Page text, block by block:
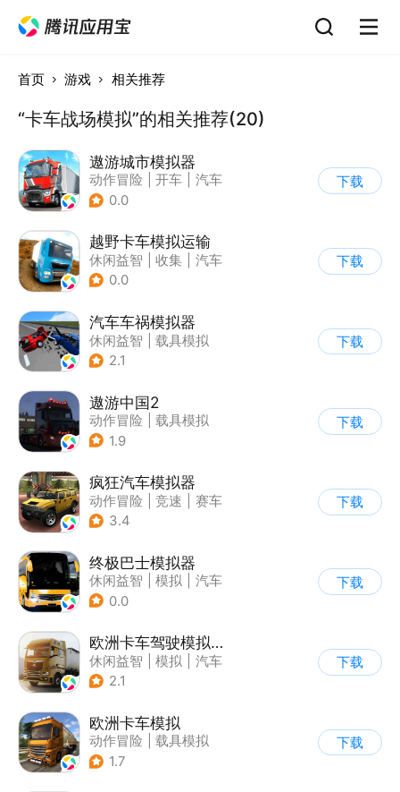
首页 游戏 相关推荐
“卡车战场模拟”的相关推荐(20)
遨游城市模拟器
动作冒险 开车
汽车
| 载具模拟
0.0
下载
越野卡车模拟运输
休闲益智 收集
汽车
| 写实
0.0
下载
汽车车祸模拟器
休闲益智
载具模拟
| 赛车
2.1
下载
遨游中国2
动作冒险
载具模拟
| 汽车
1.9
下载
疯狂汽车模拟器
动作冒险 竞速
赛车
| 开放世界
3.4
下载
终极巴士模拟器
休闲益智 模拟
汽车
| 写实
0.0
下载
欧洲卡车驾驶模拟器3
休闲益智 模拟
汽车
| 写实
2.1
下载
欧洲卡车模拟
动作冒险
载具模拟
| 汽车
1.7
下载